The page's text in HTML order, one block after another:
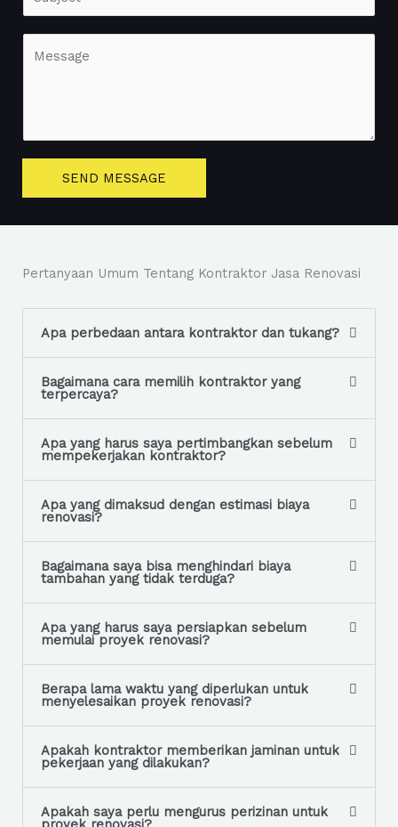
l
i
n
i
T
x
e
s
a
SEND MESSAGE
Pertanyaan Umum Tentang Kontraktor Jasa Renovasi
Apa perbedaan antara kontraktor dan tukang?
Bagaimana cara memilih kontraktor yang
terpercaya?
Apa yang harus saya pertimbangkan sebelum
mempekerjakan kontraktor?
Apa yang dimaksud dengan estimasi biaya
renovasi?
Bagaimana saya bisa menghindari biaya
tambahan yang tidak terduga?
Apa yang harus saya persiapkan sebelum
memulai proyek renovasi?
Berapa lama waktu yang diperlukan untuk
menyelesaikan proyek renovasi?
Apakah kontraktor memberikan jaminan untuk
pekerjaan yang dilakukan?
Apakah saya perlu mengurus perizinan untuk